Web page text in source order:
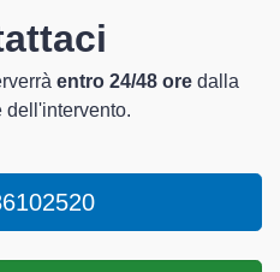
entro 24/48 ore dalla
dell'intervento.